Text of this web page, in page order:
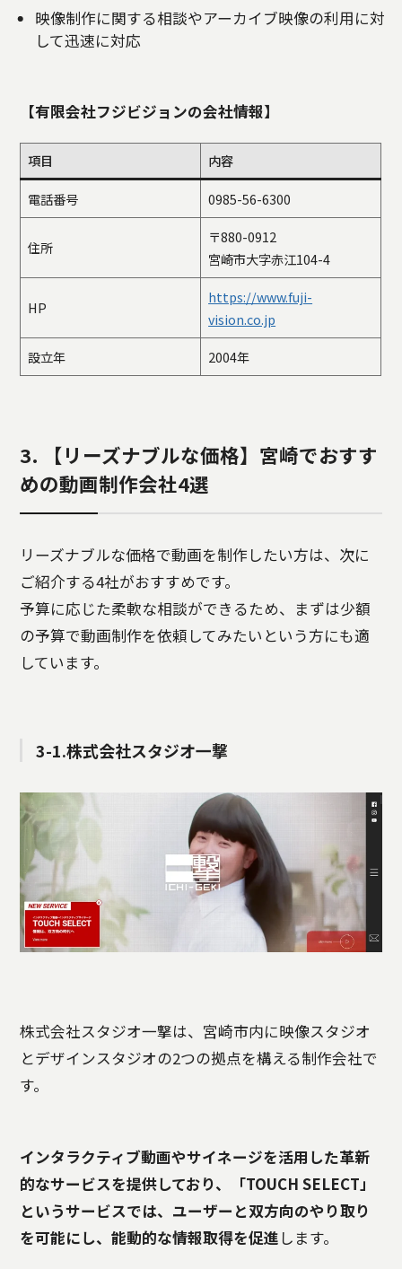
映像制作に関する相談やアーカイブ映像の利用に対
して迅速に対応
【有限会社フジビジョンの会社情報】
項目 内容
電話番号 0985-56-6300
住所
〒880-0912
宮崎市大字赤江104-4
HP
https://www.fuji-
vision.co.jp
設立年
2004年
3. 【リーズナブルな価格】宮崎でおすす
めの動画制作会社4選
リーズナブルな価格で動画を制作したい方は、次に
ご紹介する4社がおすすめです。
予算に応じた柔軟な相談ができるため、まずは少額
の予算で動画制作を依頼してみたいという方にも適
しています。
3-1.株式会社スタジオ一撃
株式会社スタジオ一撃は、宮崎市内に映像スタジオ
とデザインスタジオの2つの拠点を構える制作会社で
す。
インタラクティブ動画やサイネージを活用した革新
的なサービスを提供しており、「TOUCH SELECT」
というサービスでは、ユーザーと双方向のやり取り
を可能にし、能動的な情報取得を促進 します。